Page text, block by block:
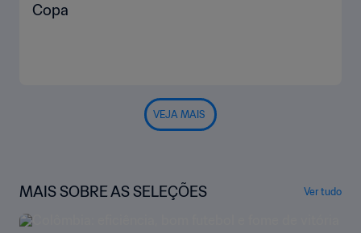
Copa
VEJA MAIS
MAIS SOBRE AS SELEÇÕES Ver tudo